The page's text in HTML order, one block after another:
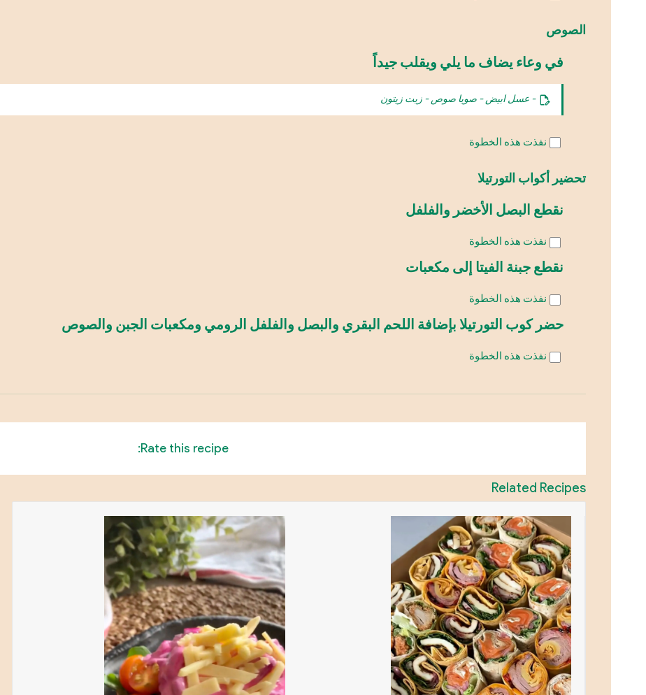
الصوص
في وعاء يضاف ما يلي ويقلب جيداً
- عسل ابيض - صويا صوص - زيت زيتون
نفذت هذه الخطوة
تحضير أكواب التورتيلا
نقطع البصل الأخضر والفلفل
نفذت هذه الخطوة
نقطع جبنة الفيتا إلى مكعبات
نفذت هذه الخطوة
حضر كوب التورتيلا بإضافة اللحم البقري والبصل والفلفل الرومي ومكعبات الجبن والصوص
نفذت هذه الخطوة
Rate this recipe:
Related Recipes